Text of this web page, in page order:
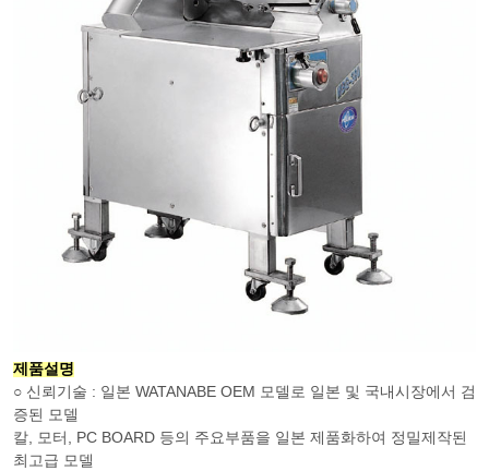
제품설명
○ 신뢰기술 : 일본 WATANABE OEM 모델로 일본 및 국내시장에서 검
증된 모델
칼, 모터, PC BOARD 등의 주요부품을 일본 제품화하여 정밀제작된
최고급 모델